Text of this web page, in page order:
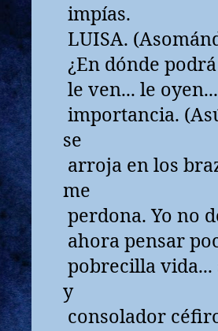
impías.
LUISA.
¿En dónde
le ven... le
importancia.
se
arroja en los
me
perdona. Yo no
ahora pensar
pobrecilla
y
consolador